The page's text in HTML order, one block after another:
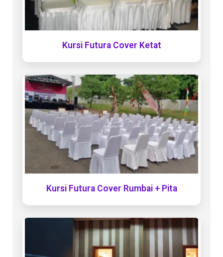
Kursi Futura Cover Ketat
Kursi Futura Cover Rumbai + Pita